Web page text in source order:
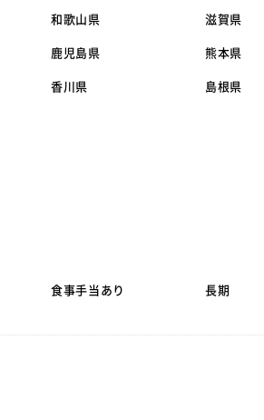
和歌山県 滋賀県
鹿児島県 熊本県
香川県 島根県
食事手当あり 長期